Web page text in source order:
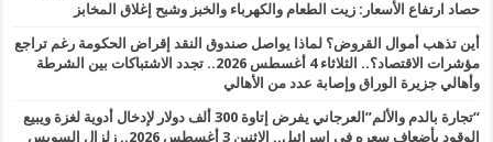
حصاد ارتفاع الأسعار: زيت الطعام والكهرباء والخبز وشبح إغلاق المخابز
أين تذهب أموال القروض؟ لماذا يواصل صندوق النقد إقراض الحكومة رغم تراجع
مؤشرات الاقتصاد؟.. الثلاثاء 4 أغسطس 2026.. تجدد الاشتباكات بين الشرطة
وأهالي جزيرة الوراق وإصابة عدد من الأهالي
“تجارة بالدم والألم”العرجاني يفرض إتاوة 300 ألف دولار لإدخال أدوية لغزة ويبيع
الوقود بأضعاف سعره في إسرائيل.. الاثنين 3 أغسطس 2026.. زلزال السويس